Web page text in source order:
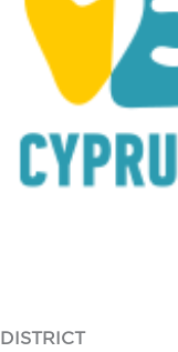
MASON BAR
MASON BAR
DISTRICT